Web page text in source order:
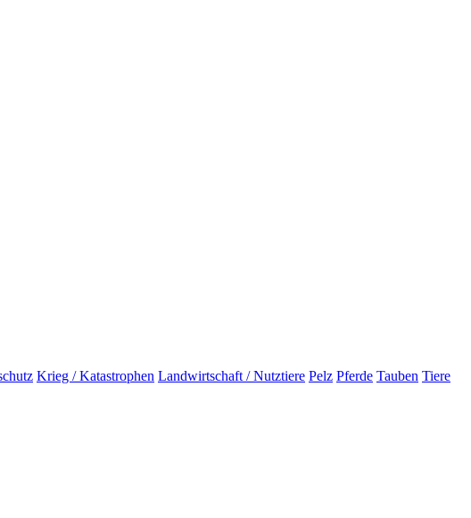
Krieg / Katastrophen Landwirtschaft / Nutztiere Pelz Pferde Tauben Tiere